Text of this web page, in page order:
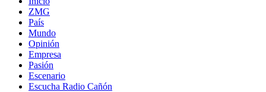
ZMG
País
Mundo
Opinión
Empresa
Pasión
Escenario
Escucha Radio Cañón